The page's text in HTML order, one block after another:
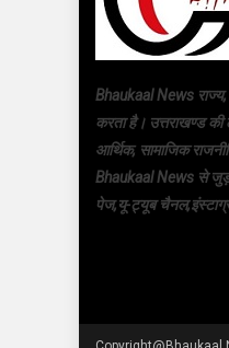
Bhaukaal News
करता है। उत्तराखण्ड
आर्थिक, सामाजिक
Bhaukaal News से
पेज,यू-ट्यूब